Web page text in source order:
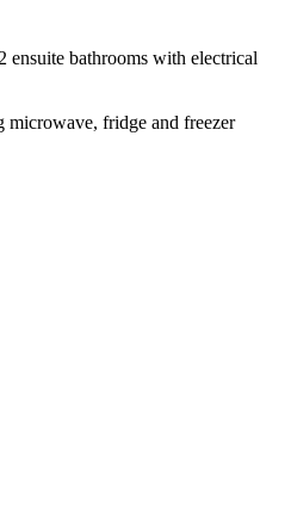
ensuite bathrooms with electrical
fridge and freezer